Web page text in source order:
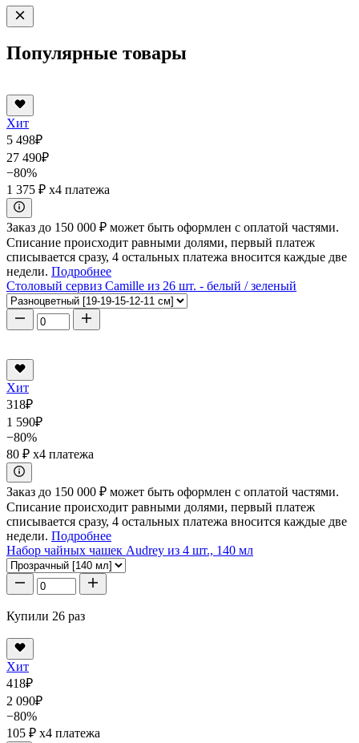
Популярные товары
Хит
5 498₽
27 490₽
−80%
1 375 ₽ x4 платежа
Заказ до 150 000 ₽ может быть оформлен с оплатой частями.
Списание происходит равными долями, первый платеж
списывается сразу, 4 остальных платежа вносится каждые две
недели. Подробнее
Столовый сервиз Camille из 26 шт. - белый / зеленый
Хит
318₽
1 590₽
−80%
80 ₽ x4 платежа
Заказ до 150 000 ₽ может быть оформлен с оплатой частями.
Списание происходит равными долями, первый платеж
списывается сразу, 4 остальных платежа вносится каждые две
недели. Подробнее
Набор чайных чашек Audrey из 4 шт., 140 мл
Купили 26 раз
Хит
418₽
2 090₽
−80%
105 ₽ x4 платежа